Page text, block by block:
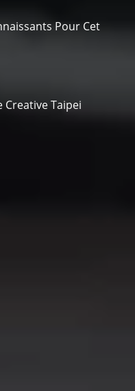
Pour Cet
Taipei